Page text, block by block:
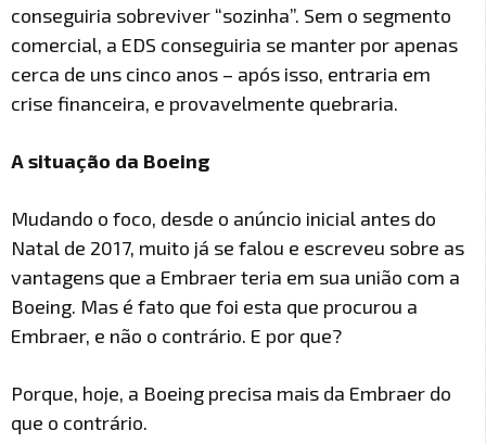
conseguiria sobreviver “sozinha”. Sem o segmento
comercial, a EDS conseguiria se manter por apenas
cerca de uns cinco anos – após isso, entraria em
crise financeira, e provavelmente quebraria.
A situação da Boeing
Mudando o foco, desde o anúncio inicial antes do
Natal de 2017, muito já se falou e escreveu sobre as
vantagens que a Embraer teria em sua união com a
Boeing. Mas é fato que foi esta que procurou a
Embraer, e não o contrário. E por que?
Porque, hoje, a Boeing precisa mais da Embraer do
que o contrário.